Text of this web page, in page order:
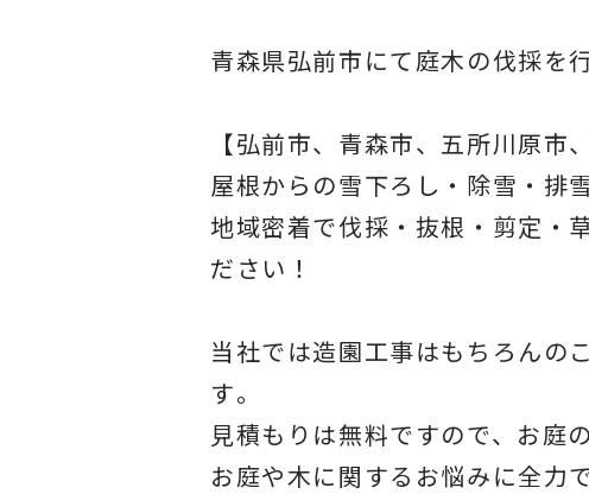
青森県弘前市にて庭木の伐採を
【弘前市、青森市、五所川原市
屋根からの雪下ろし・除雪・排
地域密着で伐採・抜根・剪定・
ださい！
当社では造園工事はもちろんの
す。
見積もりは無料ですので、 お庭
お庭や木に関するお悩みに全力